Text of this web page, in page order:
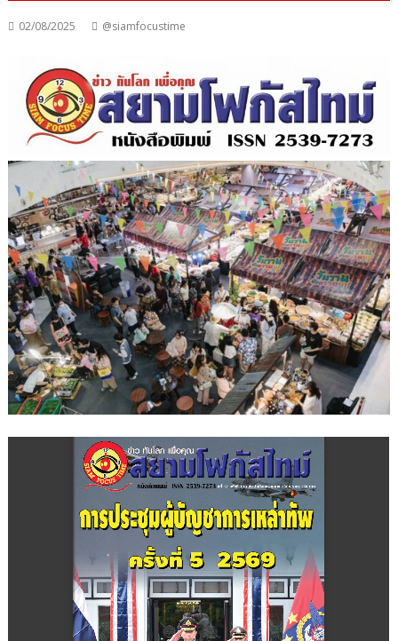
02/08/2025 @siamfocustime